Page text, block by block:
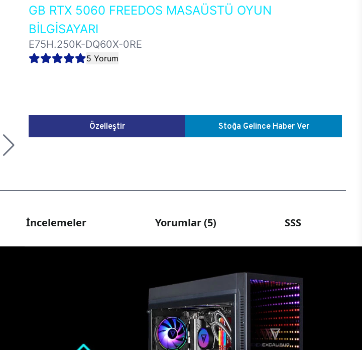
GB RTX 5060 FREEDOS MASAÜSTÜ OYUN
BİLGİSAYARI
E75H.250K-DQ60X-0RE
5 Yorum
Özelleştir Stoğa Gelince Haber Ver
İncelemeler Yorumlar (5) SSS